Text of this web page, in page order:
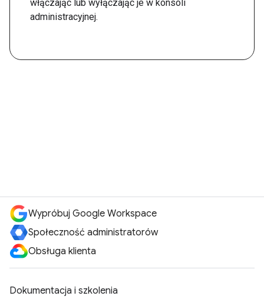
włączając lub wyłączając je w konsoli
administracyjnej.
Wypróbuj Google Workspace
Społeczność administratorów
Obsługa klienta
Dokumentacja i szkolenia